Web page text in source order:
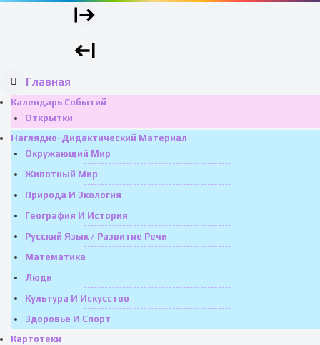
Главная
Календарь Событий
Открытки
Наглядно-Дидактический Материал
Окружающий Мир
Животный Мир
Природа И Экология
География И История
Русский Язык / Развитие Речи
Математика
Люди
Культура И Искусство
Здоровье И Спорт
Картотеки